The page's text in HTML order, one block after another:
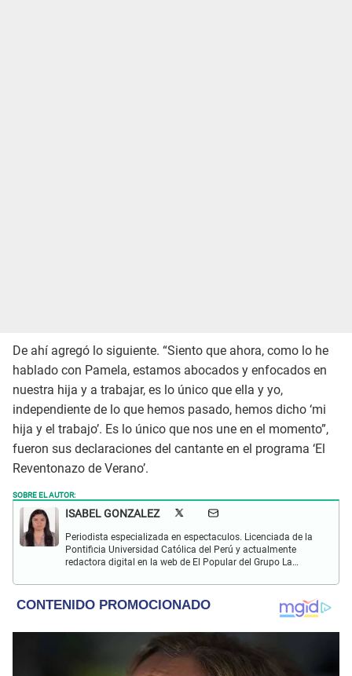
De ahí agregó lo siguiente. “Siento que ahora, como lo he
hablado con Pamela, estamos abocados y enfocados en
nuestra hija y a trabajar, es lo único que ella y yo,
independiente de lo que hemos pasado, hemos dicho ‘mi
hija y el trabajo’. Es lo único que nos une en el momento”,
fueron sus declaraciones del cantante en el programa ‘El
Reventonazo de Verano’.
SOBRE EL AUTOR:
ISABEL GONZALEZ
Periodista especializada en espectaculos. Licenciada de la
Pontificia Universidad Católica del Perú y actualmente
redactora digital en la web de El Popular del Grupo La
sociales y nuevas tecnologías.